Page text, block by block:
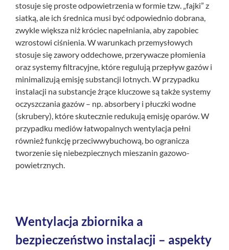
stosuje się proste odpowietrzenia w formie tzw. „fajki” z
siatką, ale ich średnica musi być odpowiednio dobrana,
zwykle większa niż króciec napełniania, aby zapobiec
wzrostowi ciśnienia. W warunkach przemysłowych
stosuje się zawory oddechowe, przerywacze płomienia
oraz systemy filtracyjne, które regulują przepływ gazów i
minimalizują emisję substancji lotnych. W przypadku
instalacji na substancje żrące kluczowe są także systemy
oczyszczania gazów – np. absorbery i płuczki wodne
(skrubery), które skutecznie redukują emisję oparów. W
przypadku mediów łatwopalnych wentylacja pełni
również funkcję przeciwwybuchową, bo ogranicza
tworzenie się niebezpiecznych mieszanin gazowo-
powietrznych.
Wentylacja zbiornika a
bezpieczeństwo instalacji – aspekty